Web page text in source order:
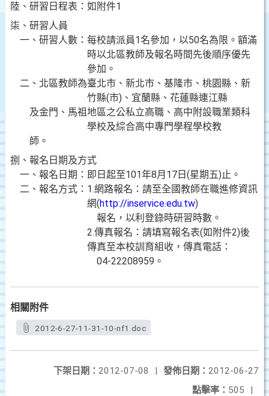
陸、研習日程表：如附件1
柒、研習人員
一、研習人數：每校請派員1名參加，以50名為限。額滿
時以北區教師及報名時間先後順序優先
參加。
二、北區教師為臺北市、新北市、基隆市、桃園縣、新
竹縣(市)、宜蘭縣、花蓮縣連江縣
及金門、馬祖地區之公私立高職、高中附設職業類科
學校及綜合高中專門學程學校教
師。
捌、報名日期及方式
一、報名日期：即日起至101年8月17日(星期五)止。
二、報名方式：1.網路報名：請至全國教師在職進修資訊
網(http://inservice.edu.tw)
報名，以利登錄時研習時數。
2.傳真報名：請填寫報名表(如附件2)後
傳真至本校訓育組收，傳真電話：
04-22208959。
相關附件
2012-6-27-11-31-10-nf1.doc
發佈日期： 2012-06-27
下架日期： 2012-07-08
|
點擊率： 505 |